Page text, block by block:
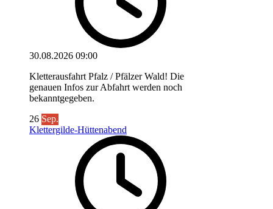
30.08.2026 09:00
Kletterausfahrt Pfalz / Pfälzer Wald! Die
genauen Infos zur Abfahrt werden noch
bekanntgegeben.
26 Sep.
Klettergilde-Hüttenabend